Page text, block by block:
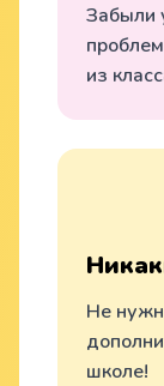
Забыли
из
Не
школе!